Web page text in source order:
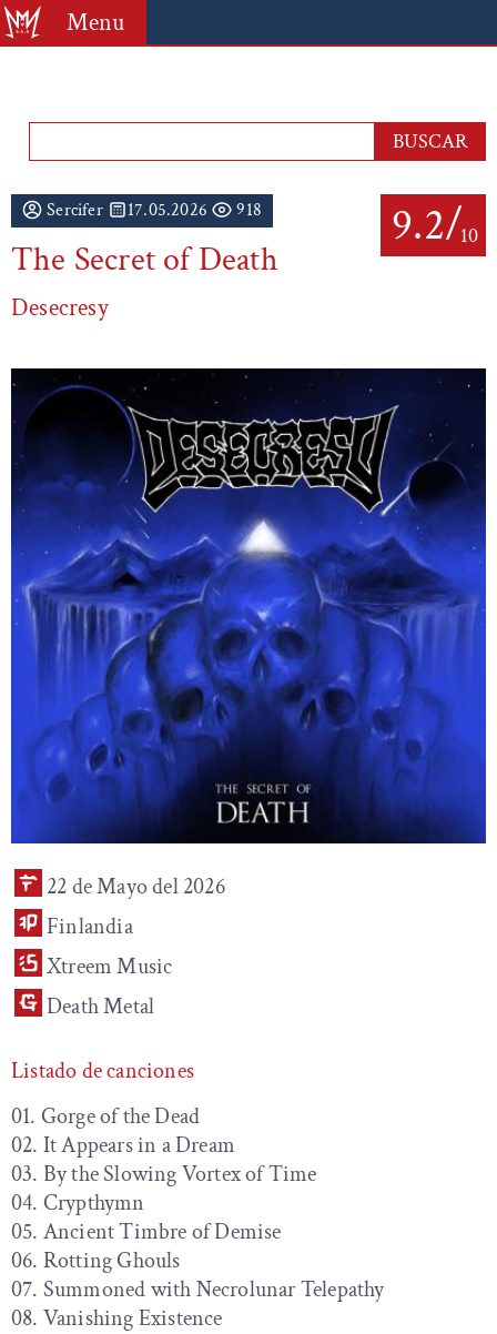
Menu
9.2/10
Sercifer 17.05.2026 918
The Secret of Death
Desecresy
22 de Mayo del 2026
Finlandia
Xtreem Music
Death Metal
Listado de canciones
01. Gorge of the Dead
02. It Appears in a Dream
03. By the Slowing Vortex of Time
04. Crypthymn
05. Ancient Timbre of Demise
06. Rotting Ghouls
07. Summoned with Necrolunar Telepathy
08. Vanishing Existence